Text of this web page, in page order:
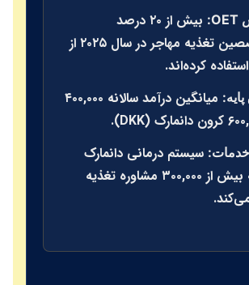
بیش از ۲۰ درصد
متخصصین تغذیه مهاجر در سال ۲۰۲۵ از
میانگین درآمد سالانه ۴۰۰,۰۰۰
سیستم درمانی دانمارک
سالانه بیش از ۳۰۰,۰۰۰ مشاوره تغذیه